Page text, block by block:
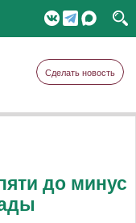
Сделать новость
до минус